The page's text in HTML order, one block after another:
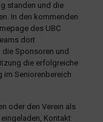
standen und die
In den kommenden
des UBC
dort
Sponsoren und
die erfolgreiche
im Seniorenbereich
oder den Verein als
Kontakt